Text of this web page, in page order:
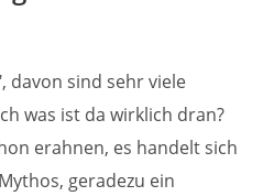
davon sind sehr viele
was ist da wirklich dran?
erahnen, es handelt sich
geradezu ein